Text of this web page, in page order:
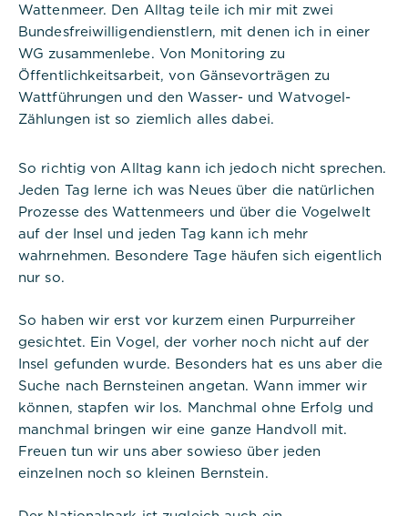
Wattenmeer. Den Alltag teile ich mir mit zwei
Bundesfreiwilligendienstlern, mit denen ich in einer
WG zusammenlebe. Von Monitoring zu
Öffentlichkeitsarbeit, von Gänsevorträgen zu
Wattführungen und den Wasser- und Watvogel-
Zählungen ist so ziemlich alles dabei.
So richtig von Alltag kann ich jedoch nicht sprechen.
Jeden Tag lerne ich was Neues über die natürlichen
Prozesse des Wattenmeers und über die Vogelwelt
auf der Insel und jeden Tag kann ich mehr
wahrnehmen. Besondere Tage häufen sich eigentlich
nur so.
So haben wir erst vor kurzem einen Purpurreiher
gesichtet. Ein Vogel, der vorher noch nicht auf der
Insel gefunden wurde. Besonders hat es uns aber die
Suche nach Bernsteinen angetan. Wann immer wir
können, stapfen wir los. Manchmal ohne Erfolg und
manchmal bringen wir eine ganze Handvoll mit.
Freuen tun wir uns aber sowieso über jeden
einzelnen noch so kleinen Bernstein.
Notwendig
Website benötigt und helfen dabei, unsere
Website nutzbar zu machen sowie Zugriffe auf
sichere Bereiche unserer Website ermöglichen.
Cookie Informationen anzeigen
Titel:
PHPSESSID
Anbieter:
Commerzbank Umweltpraktikum
Cookies: